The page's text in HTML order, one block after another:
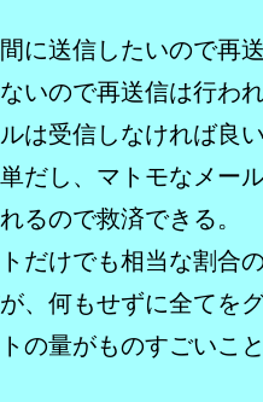
に送信したいので再
いので再送信は行わ
は受信しなければ良
だし、マトモなメー
るので救済できる。
だけでも相当な割合
、何もせずに全てを
の量がものすごいこ